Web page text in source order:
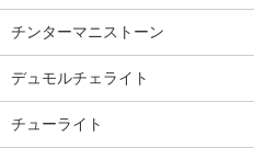
チンターマニストーン
デュモルチェライト
チューライト